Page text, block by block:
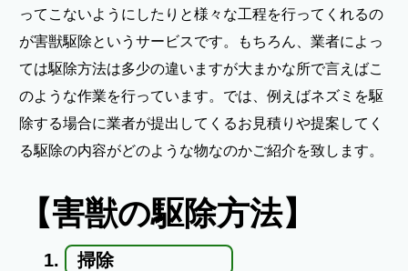
ってこないようにしたりと様々な工程を行ってくれるの
が害獣駆除というサービスです。もちろん、業者によっ
ては駆除方法は多少の違いますが大まかな所で言えばこ
のような作業を行っています。では、例えばネズミを駆
除する場合に業者が提出してくるお見積りや提案してく
る駆除の内容がどのような物なのかご紹介を致します。
【害獣の駆除方法】
掃除